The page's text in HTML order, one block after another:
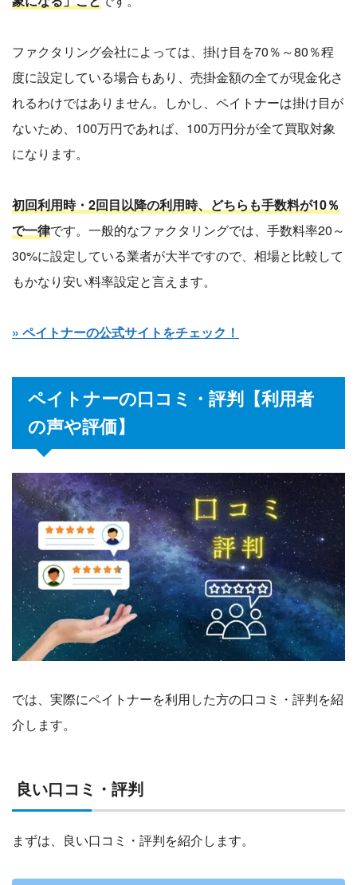
ファクタリング会社によっては、掛け目を70％～80％程
度に設定している場合もあり、売掛金額の全てが現金化さ
れるわけではありません。しかし、ペイトナーは掛け目が
ないため、100万円であれば、100万円分が全て買取対象
になります。
初回利用時・2回目以降の利用時、どちらも手数料が10％
で一律です。一般的なファクタリングでは、手数料率20～
30%に設定している業者が大半ですので、相場と比較して
もかなり安い料率設定と言えます。
» ペイトナーの公式サイトをチェック！
ペイトナーの口コミ・評判【利用者
の声や評価】
では、実際にペイトナーを利用した方の口コミ・評判を紹
介します。
良い口コミ・評判
まずは、良い口コミ・評判を紹介します。